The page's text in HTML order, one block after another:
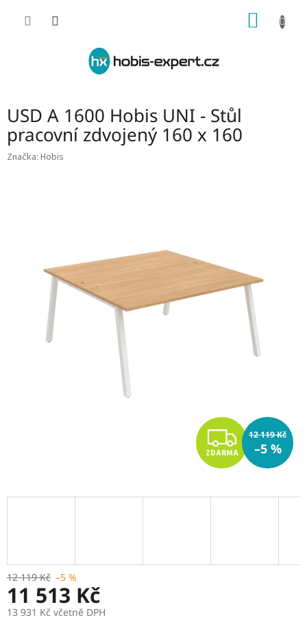
USD A 1600 Hobis UNI - Stůl
pracovní zdvojený 160 x 160
Značka: Hobis
Z
D
A
ZDARMA
12 119 Kč
–5 %
12 119 Kč –5 %
11 513 Kč
13 931 Kč včetně DPH